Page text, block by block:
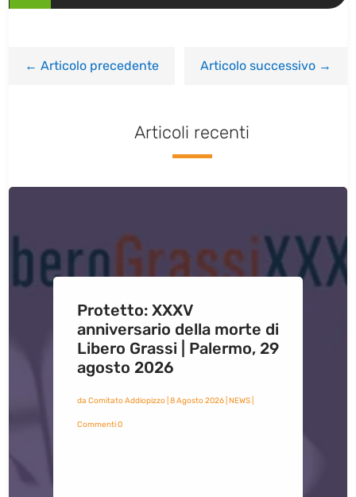
←Articolo precedente Articolo successivo→
Articoli recenti
Protetto: XXXV
anniversario della morte di
Libero Grassi | Palermo, 29
agosto 2026
da Comitato Addiopizzo| 8 Agosto 2026| NEWS|
Commenti 0